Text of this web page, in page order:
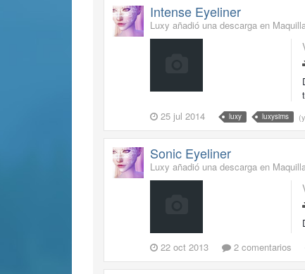
Intense Eyeliner
Luxy añadió una descarga en
25 jul 2014
luxy luxysims
Sonic Eyeliner
Luxy añadió una descarga en
22 oct 2013
2 comentarios